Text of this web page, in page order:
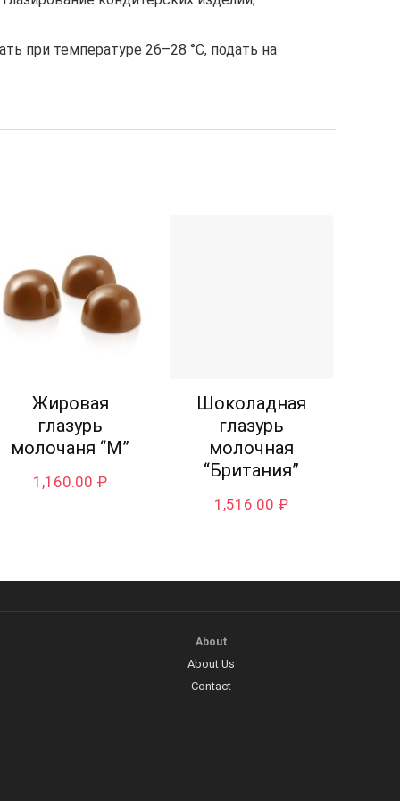
при температуре 26–28 °C, подать на
Жировая
глазурь
молочаня “М”
1,160.00 ₽
Шоколадная
глазурь
молочная
“Британия”
1,516.00 ₽
About
About Us
Contact